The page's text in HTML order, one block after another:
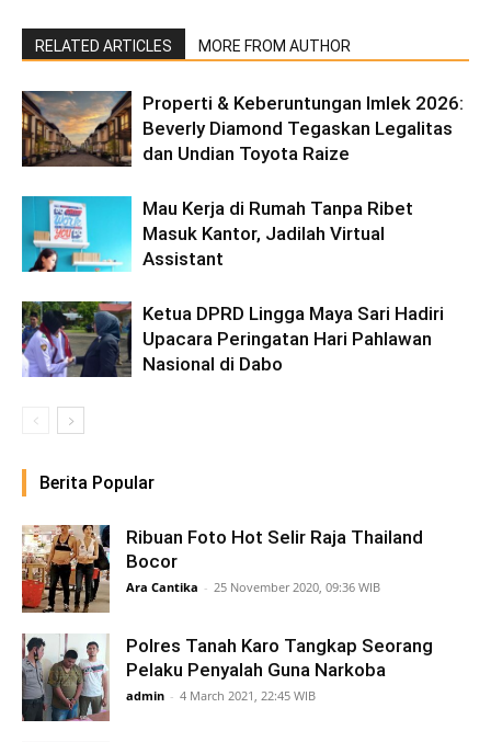
RELATED ARTICLES MORE FROM AUTHOR
‎Properti & Keberuntungan Imlek 2026:
Beverly ‎Diamond Tegaskan Legalitas
dan Undian Toyota Raize
Mau Kerja di Rumah Tanpa Ribet
Masuk Kantor, Jadilah Virtual
Assistant
Ketua DPRD Lingga Maya Sari Hadiri
Upacara Peringatan Hari Pahlawan
Nasional di Dabo
Berita Popular
Ribuan Foto Hot Selir Raja Thailand
Bocor
Ara Cantika - 25 November 2020, 09:36 WIB
Polres Tanah Karo Tangkap Seorang
Pelaku Penyalah Guna Narkoba
admin - 4 March 2021, 22:45 WIB